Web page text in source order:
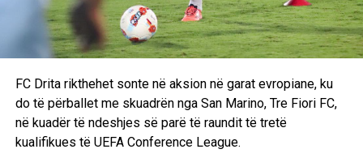
FC Drita rikthehet sonte në aksion në garat evropiane, ku
do të përballet me skuadrën nga San Marino, Tre Fiori FC,
në kuadër të ndeshjes së parë të raundit të tretë
kualifikues të UEFA Conference League.